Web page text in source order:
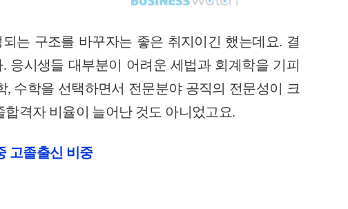
는 구조를 바꾸자는 좋은 취지이긴 했는데요. 결
응시생들 대부분이 어려운 세법과 회계학을 기피
, 수학을 선택하면서 전문분야 공직의 전문성이 크
격자 비율이 늘어난 것도 아니었고요.
고졸출신 비중